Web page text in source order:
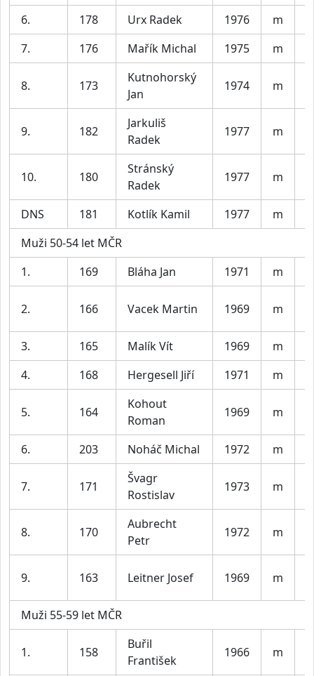
6.
178 Urx Radek 1976 m
7.
176 Mařík Michal 1975 m
8. 173
Kutnohorský
Jan
1974 m
9. 182
Jarkuliš
Radek
1977 m
10. 180
Stránský
Radek
1977 m
DNS
181 Kotlík Kamil 1977 m
Muži 50-54 let MČR
1.
169 Bláha Jan 1971 m
2. 166 Vacek Martin 1969 m
3.
165 Malík Vít 1969 m
4.
168 Hergesell Jiří 1971 m
5. 164
Kohout
Roman
1969 m
6.
203 Noháč Michal 1972 m
7. 171
Švagr
Rostislav
1973 m
8. 170
Aubrecht
Petr
1972 m
9. 163 Leitner Josef 1969 m
Muži 55-59 let MČR
1. 158
Buřil
František
1966 m